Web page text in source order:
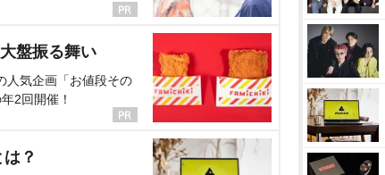
盤振る舞い
人気企画「お値段その
2回開催！
？